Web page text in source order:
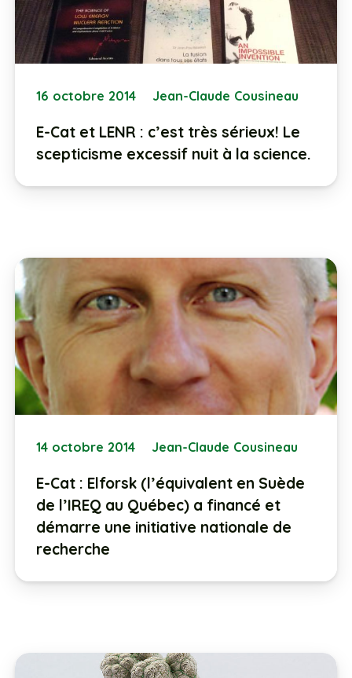
16 octobre 2014 Jean-Claude Cousineau
E-Cat et LENR : c’est très sérieux! Le
scepticisme excessif nuit à la science.
14 octobre 2014 Jean-Claude Cousineau
E-Cat : Elforsk (l’équivalent en Suède
de l’IREQ au Québec) a financé et
démarre une initiative nationale de
recherche